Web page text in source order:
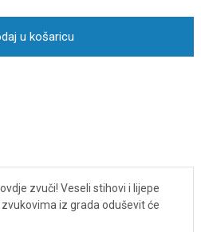
u košaricu
zvuči! Veseli stihovi i lijepe
iz grada oduševit će